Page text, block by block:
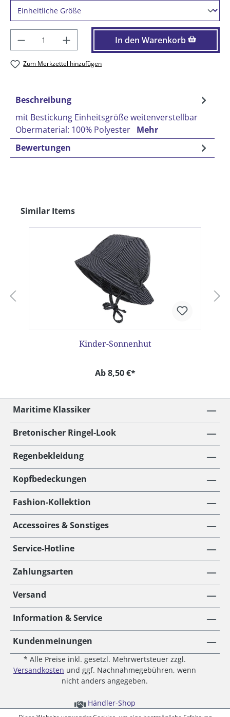
Produkt Anzahl: Gib den gewünschten
In den Warenkorb
Zum Merkzettel hinzufügen
Beschreibung
mit Bestickung Einheitsgröße weitenverstellbar
Obermaterial: 100% Polyester Mehr
Bewertungen
Produktgalerie überspringen
Similar Items
Kinder-Sonnenhut
Ab 8,50 €*
Maritime Klassiker
Bretonischer Ringel-Look
Regenbekleidung
Kopfbedeckungen
Fashion-Kollektion
Accessoires & Sonstiges
Service-Hotline
Zahlungsarten
Versand
Information & Service
Kundenmeinungen
* Alle Preise inkl. gesetzl. Mehrwertsteuer zzgl.
Versandkosten und ggf. Nachnahmegebühren, wenn
nicht anders angegeben.
Händler-Shop